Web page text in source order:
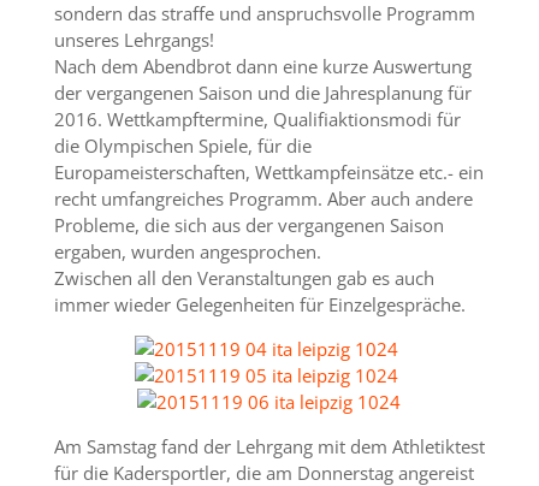
sondern das straffe und anspruchsvolle Programm
unseres Lehrgangs!
Nach dem Abendbrot dann eine kurze Auswertung
der vergangenen Saison und die Jahresplanung für
2016. Wettkampftermine, Qualifiaktionsmodi für
die Olympischen Spiele, für die
Europameisterschaften, Wettkampfeinsätze etc.- ein
recht umfangreiches Programm. Aber auch andere
Probleme, die sich aus der vergangenen Saison
ergaben, wurden angesprochen.
Zwischen all den Veranstaltungen gab es auch
immer wieder Gelegenheiten für Einzelgespräche.
Am Samstag fand der Lehrgang mit dem Athletiktest
für die Kadersportler, die am Donnerstag angereist